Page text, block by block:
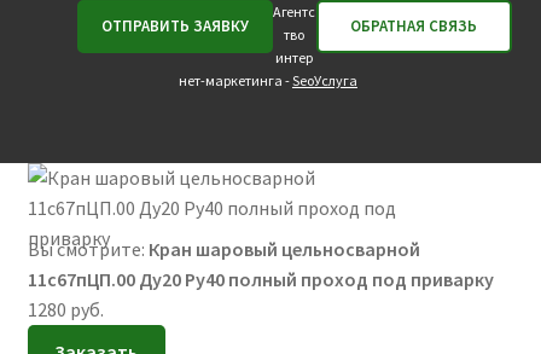
Агентс
тво
интер
нет-маркетинга -SeoУслуга
Вы смотрите: Кран шаровый цельносварной
11с67пЦП.00 Ду20 Ру40 полный проход под приварку
1280 руб.